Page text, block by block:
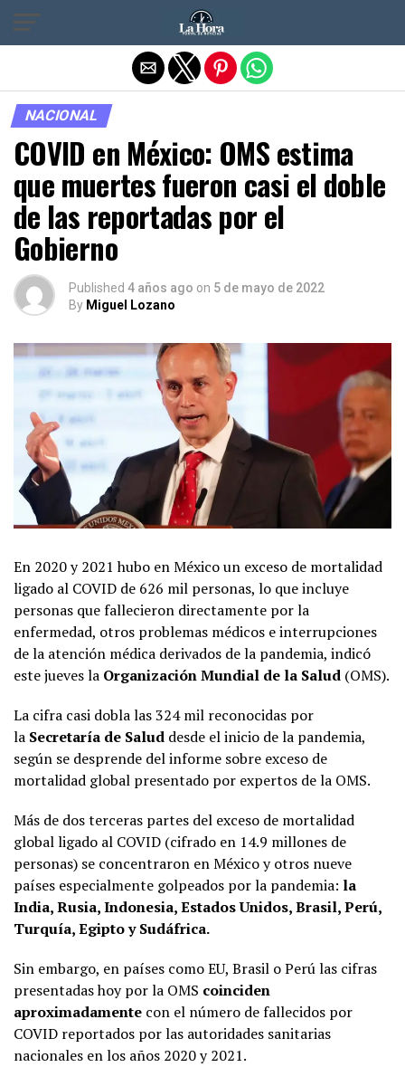
NACIONAL
COVID en México: OMS estima
que muertes fueron casi el doble
de las reportadas por el
Gobierno
Published 4 años ago on 5 de mayo de 2022
By Miguel Lozano
En 2020 y 2021 hubo en México un exceso de mortalidad
ligado al COVID de 626 mil personas, lo que incluye
personas que fallecieron directamente por la
enfermedad, otros problemas médicos e interrupciones
de la atención médica derivados de la pandemia, indicó
este jueves la Organización Mundial de la Salud (OMS).
La cifra casi dobla las 324 mil reconocidas por
la Secretaría de Salud desde el inicio de la pandemia,
según se desprende del informe sobre exceso de
mortalidad global presentado por expertos de la OMS.
Más de dos terceras partes del exceso de mortalidad
global ligado al COVID (cifrado en 14.9 millones de
personas) se concentraron en México y otros nueve
países especialmente golpeados por la pandemia: la
India, Rusia, Indonesia, Estados Unidos, Brasil, Perú,
Turquía, Egipto y Sudáfrica.
Sin embargo, en países como EU, Brasil o Perú las cifras
presentadas hoy por la OMS coinciden
aproximadamente con el número de fallecidos por
COVID reportados por las autoridades sanitarias
nacionales en los años 2020 y 2021.
Salir de la versión móvil